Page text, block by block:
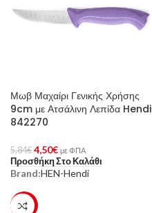
Μωβ Μαχαίρι Γενικής Χρήσης
9cm με Ατσάλινη Λεπίδα Hendi
842270
5,84€ 4,50€ με ΦΠΑ
Προσθήκη Στο Καλάθι
Brand:HEN-Hendi
-23%